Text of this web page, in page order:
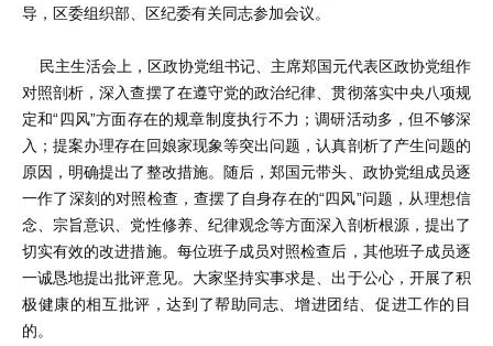
导，区委组织部、区纪委有关同志参加会议。
民主生活会上，区政协党组书记、主席郑国元代表区政协党组作
对照剖析，深入查摆了在遵守党的政治纪律、贯彻落实中央八项规
定和“四风”方面存在的规章制度执行不力；调研活动多，但不够深
入；提案办理存在回娘家现象等突出问题，认真剖析了产生问题的
原因，明确提出了整改措施。随后，郑国元带头、政协党组成员逐
一作了深刻的对照检查，查摆了自身存在的“四风”问题，从理想信
念、宗旨意识、党性修养、纪律观念等方面深入剖析根源，提出了
切实有效的改进措施。每位班子成员对照检查后，其他班子成员逐
一诚恳地提出批评意见。大家坚持实事求是、出于公心，开展了积
极健康的相互批评，达到了帮助同志、增进团结、促进工作的目
的。